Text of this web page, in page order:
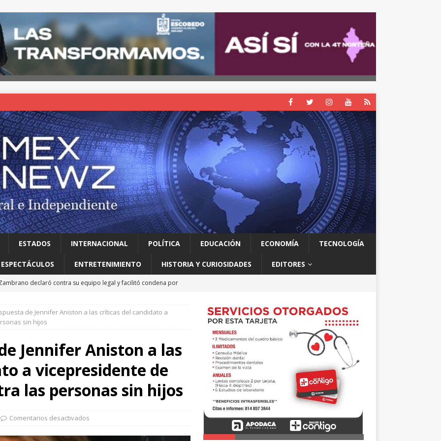
ESTADOS INTERNACIONAL POLÍTICA EDUCACIÓN ECONOMÍA TECNOLOGÍA
ESPECTÁCULOS ENTRETENIMIENTO HISTORIA Y CURIOSIDADES EDITORES
declaró contra su equipo legal y facilitó condena por
Pix, el sistema brasileño de pagos que Trump ve como una
gobierno izquierdista de Colombia con logros sociales
NACIONAL
en penales y suma sus primeros dos puntos en la Leagues
EEUU importaciones de aguacate mexicano
de Jennifer Aniston a las críticas del candidato a
sin hijos
Jennifer Aniston a las
a vicepresidente de
las personas sin hijos
Comentarios desactivados